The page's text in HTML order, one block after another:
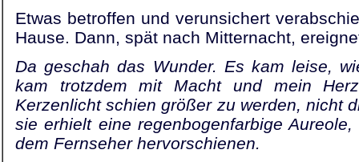
Etwas betroffen und verunsichert
Hause. Dann, spät nach Mitternacht,
Da geschah das Wunder. Es kam leise,
kam trotzdem mit Macht und mein
Kerzenlicht schien größer zu werden, nicht
sie erhielt eine regenbogenfarbige
dem Fernseher hervorschienen.